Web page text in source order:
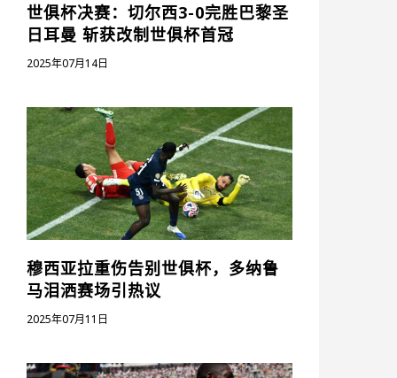
世俱杯决赛：切尔西3-0完胜巴黎圣
日耳曼 斩获改制世俱杯首冠
2025年07月14日
穆西亚拉重伤告别世俱杯，多纳鲁
马泪洒赛场引热议
2025年07月11日